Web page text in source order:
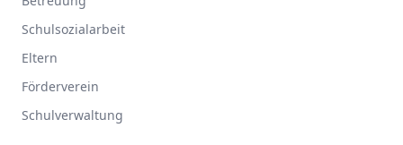
Schulsozialarbeit
Eltern
Förderverein
Schulverwaltung